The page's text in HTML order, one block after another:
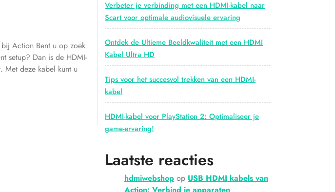
Action Bent u op zoek
setup? Dan is de HDMI-
Met deze kabel kunt u
Verbeter je verbinding met een HDMI-kabel naar
Scart voor optimale audiovisuele ervaring
Ontdek de Ultieme Beeldkwaliteit met een HDMI
Kabel Ultra HD
Tips voor het succesvol trekken van een HDMI-
kabel
HDMI-kabel voor PlayStation 2: Optimaliseer je
game-ervaring!
Laatste reacties
hdmiwebshop op USB HDMI kabels van